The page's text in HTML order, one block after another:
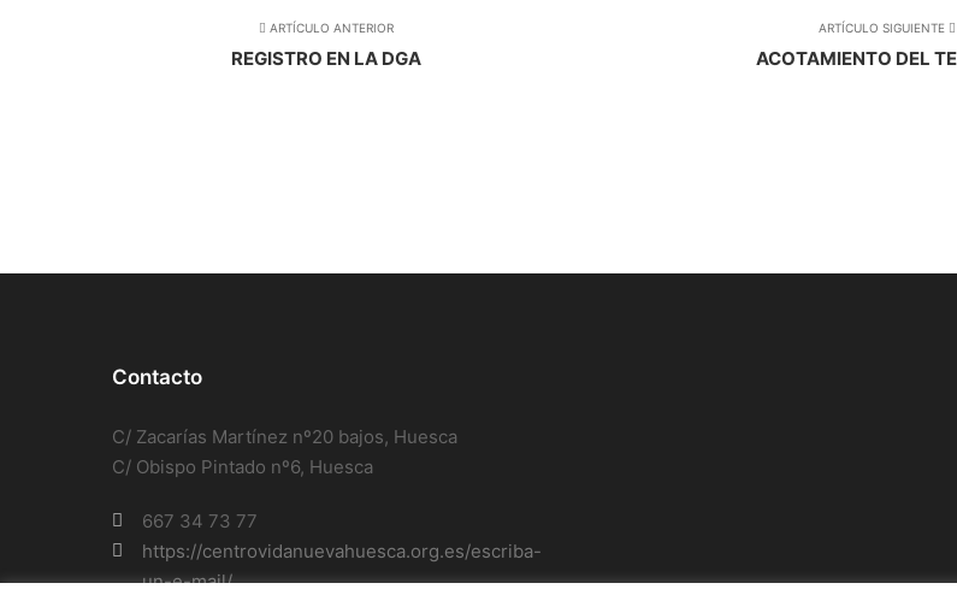
ARTÍCULO ANTERIOR
REGISTRO EN LA DGA
ARTÍCULO SIGUIENTE
ACOTAMIENTO DEL
Contacto
C/ Zacarías Martínez nº20 bajos, Huesca
C/ Obispo Pintado nº6, Huesca
667 34 73 77
https://centrovidanuevahuesca.org.es/escriba-
un-e-mail/